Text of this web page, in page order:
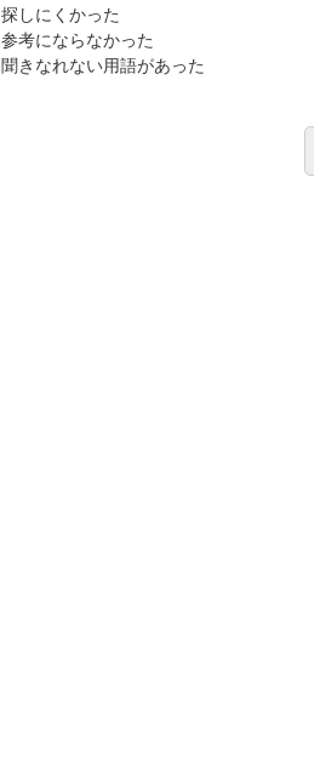
探しにくかった
参考にならなかった
聞きなれない用語があった